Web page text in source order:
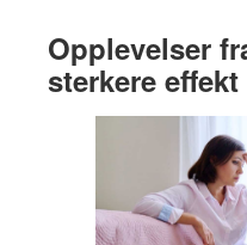
Opplevelser
sterkere effekt